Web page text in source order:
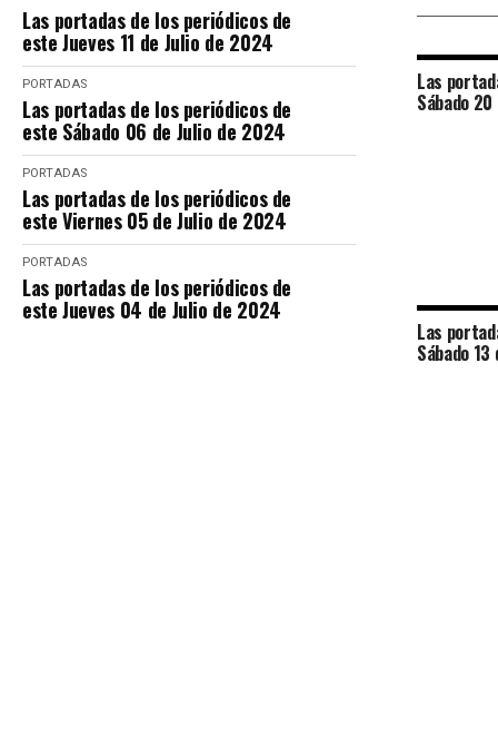
Las portadas de los periódicos de
este Jueves 11 de Julio de 2024
PORTADAS
Las portadas de los periódicos de
este Sábado 06 de Julio de 2024
PORTADAS
Las portadas de los periódicos de
este Viernes 05 de Julio de 2024
PORTADAS
Las portadas de los periódicos de
este Jueves 04 de Julio de 2024
Las
Sábado
Las
Sábado